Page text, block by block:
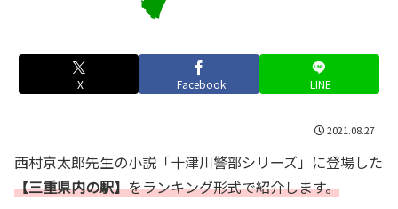
X Facebook LINE
2021.08.27
西村京太郎先生の小説「十津川警部シリーズ」に登場した
【三重県内の駅】をランキング形式で紹介します。